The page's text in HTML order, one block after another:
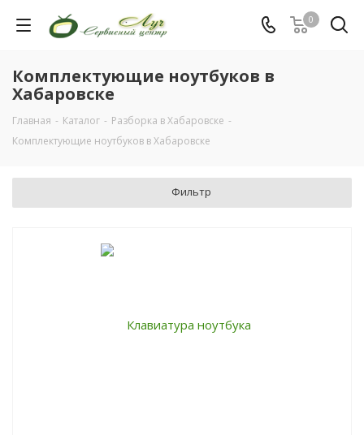
0
Комплектующие ноутбуков в
Хабаровске
Главная - Каталог - Разборка в Хабаровске -
Комплектующие ноутбуков в Хабаровске
Фильтр